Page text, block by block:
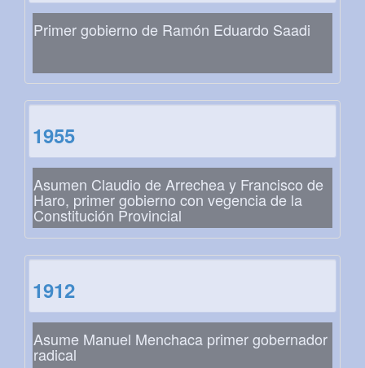
Primer gobierno de Ramón Eduardo Saadi
1955
Asumen Claudio de Arrechea y Francisco de
Haro, primer gobierno con vegencia de la
Constitución Provincial
1912
Asume Manuel Menchaca primer gobernador
radical